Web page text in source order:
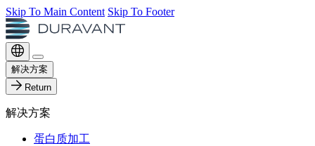
Skip To Main Content Skip To Footer
解决方案
Return
解决方案
蛋白质加工